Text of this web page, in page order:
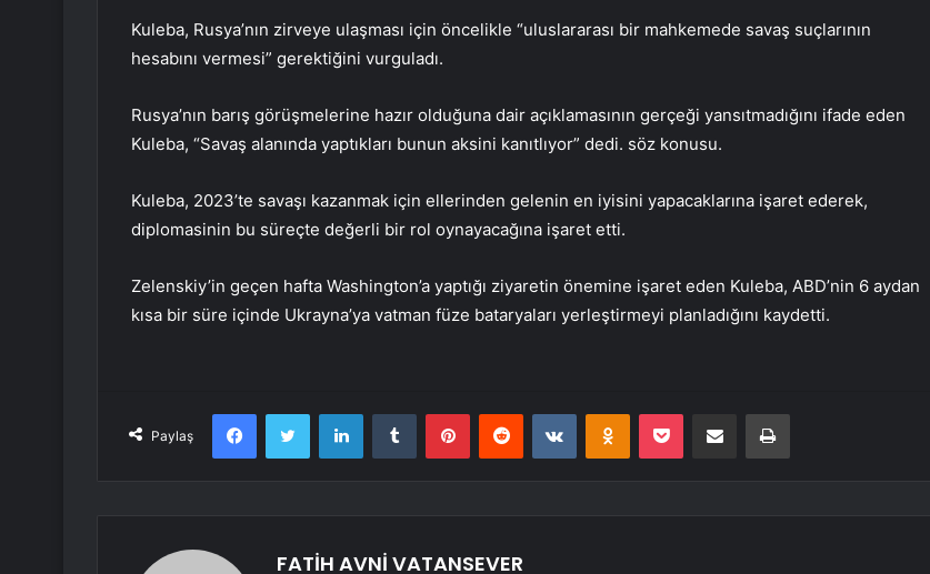
Kuleba, Rusya’nın zirveye ulaşması için öncelikle “uluslararası bir mahkemede savaş suçlarının
hesabını vermesi” gerektiğini vurguladı.
Rusya’nın barış görüşmelerine hazır olduğuna dair açıklamasının gerçeği yansıtmadığını ifade eden
Kuleba, “Savaş alanında yaptıkları bunun aksini kanıtlıyor” dedi. söz konusu.
Kuleba, 2023’te savaşı kazanmak için ellerinden gelenin en iyisini yapacaklarına işaret ederek,
diplomasinin bu süreçte değerli bir rol oynayacağına işaret etti.
Zelenskiy’in geçen hafta Washington’a yaptığı ziyaretin önemine işaret eden Kuleba, ABD’nin 6 aydan
kısa bir süre içinde Ukrayna’ya vatman füze bataryaları yerleştirmeyi planladığını kaydetti.
Paylaş
FacebookTwitter LinkedInTumblr PinterestReddit VKontakteOdnoklassniki
Pocket E-Posta ile paylaş Yazdır
FATİH AVNİ VATANSEVER